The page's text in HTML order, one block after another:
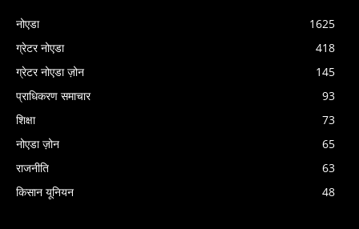
नोएडा
1625
ग्रेटर नोएडा
418
ग्रेटर नोएडा ज़ोन
145
प्राधिकरण समाचार
93
शिक्षा
73
नोएडा ज़ोन
65
राजनीति
63
किसान यूनियन
48